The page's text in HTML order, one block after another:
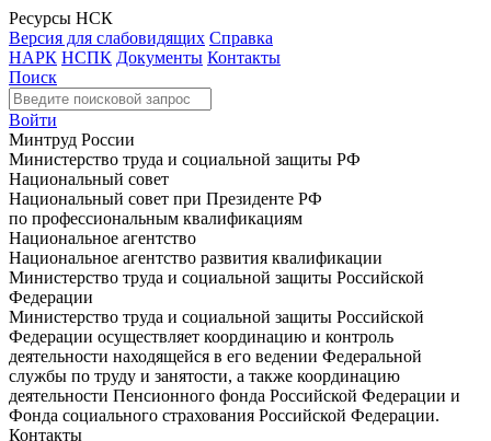
Ресурсы НСК
Версия для слабовидящих Справка
НАРК НСПК Документы Контакты
Поиск
Войти
Минтруд России
Министерство труда и социальной защиты РФ
Национальный совет
Национальный совет при Президенте РФ
по профессиональным квалификациям
Национальное агентство
Национальное агентство развития квалификации
Министерство труда и социальной защиты Российской
Федерации
Министерство труда и социальной защиты Российской
Федерации осуществляет координацию и контроль
деятельности находящейся в его ведении Федеральной
службы по труду и занятости, а также координацию
деятельности Пенсионного фонда Российской Федерации и
Фонда социального страхования Российской Федерации.
Контакты